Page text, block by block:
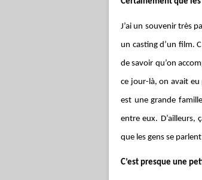
J’ai un souvenir très
un casting d’un film.
de savoir qu’on
ce jour-là, on avait eu
est une grande
entre eux. D’ailleurs,
que les gens se
C’est presque une